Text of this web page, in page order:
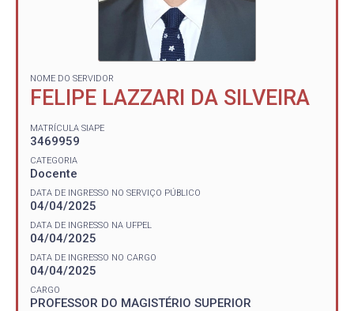
NOME DO SERVIDOR
FELIPE LAZZARI DA SILVEIRA
MATRÍCULA SIAPE
3469959
CATEGORIA
Docente
DATA DE INGRESSO NO SERVIÇO PÚBLICO
04/04/2025
DATA DE INGRESSO NA UFPEL
04/04/2025
DATA DE INGRESSO NO CARGO
04/04/2025
CARGO
PROFESSOR DO MAGISTÉRIO SUPERIOR